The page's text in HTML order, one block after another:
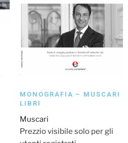
MONOGRAFIA – MUSCARI
LIBRI
Muscari
Prezzio visibile solo per gli